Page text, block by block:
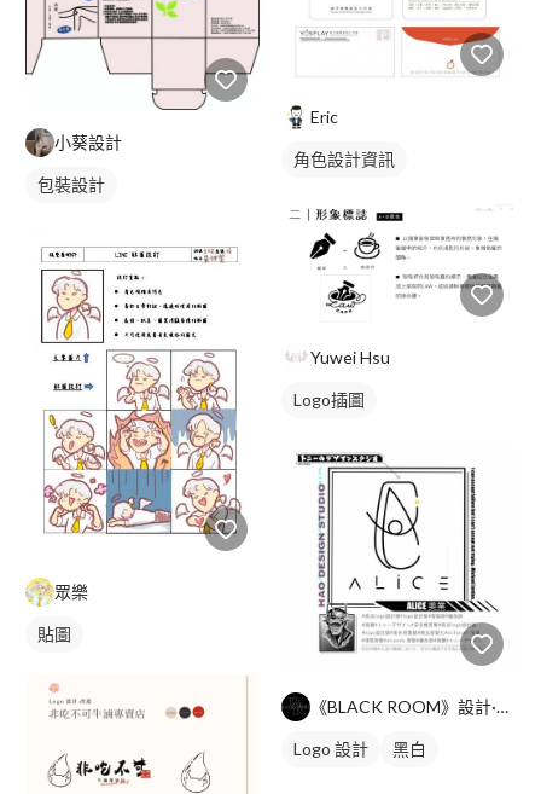
小葵設計
包裝設計
眾樂
貼圖
Eric
角色設計資訊
Yuwei Hsu
Logo插圖
《BLACK ROOM》設計·個人工作室
Logo 設計 黑白